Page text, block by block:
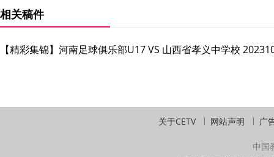
相关稿件
【精彩集锦】河南足球俱乐部U17 VS 山西省孝义中学校
关于CETV 网站声明 广
中国